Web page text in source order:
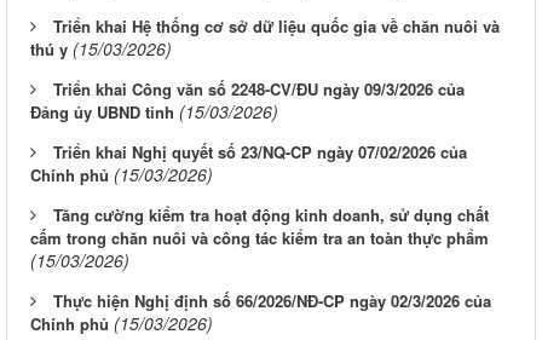
Triển khai Hệ thống cơ sở dữ liệu quốc gia về chăn nuôi và
thú y (15/03/2026)
Triển khai Công văn số 2248-CV/ĐU ngày 09/3/2026 của
Đảng ủy UBND tỉnh (15/03/2026)
Triển khai Nghị quyết số 23/NQ-CP ngày 07/02/2026 của
Chính phủ (15/03/2026)
Tăng cường kiểm tra hoạt động kinh doanh, sử dụng chất
cấm trong chăn nuôi và công tác kiểm tra an toàn thực phẩm
(15/03/2026)
Thực hiện Nghị định số 66/2026/NĐ-CP ngày 02/3/2026 của
Chính phủ (15/03/2026)